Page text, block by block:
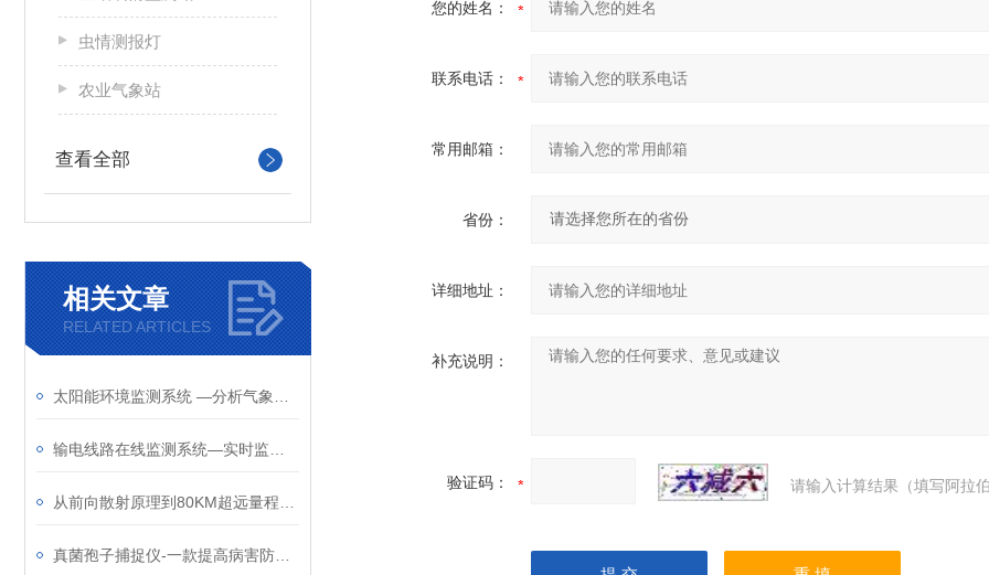
虫情测报灯
农业气象站
查看全部
相关文章
RELATED ARTICLES
您的姓名：
联系电话：
常用邮箱：
省份：
详细地址：
补充说明：
验证码： 请输入计算结果（填写阿拉